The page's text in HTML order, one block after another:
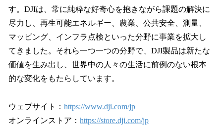
す。DJIは、常に純粋な好奇心を抱きながら課題の解決に
尽力し、再生可能エネルギー、農業、公共安全、測量、
マッピング、インフラ点検といった分野に事業を拡大し
てきました。それら一つ一つの分野で、DJI製品は新たな
価値を生み出し、世界中の人々の生活に前例のない根本
的な変化をもたらしています。
ウェブサイト： https://www.dji.com/jp
オンラインストア： https://store.dji.com/jp